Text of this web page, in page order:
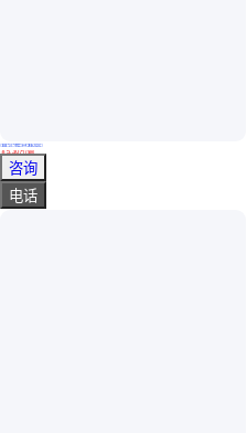
农村山区工程履带车 四不像履带运输车 柴油动力全棚搬运车
真实性已核验
￥5.30万/辆
山东济宁
咨询
电话